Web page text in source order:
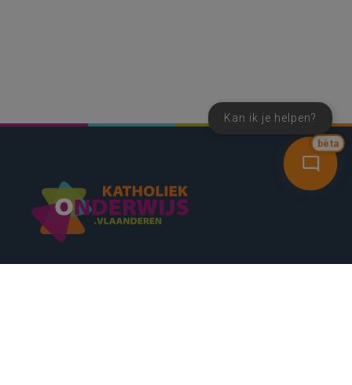
bèta
Kan ik je helpen?